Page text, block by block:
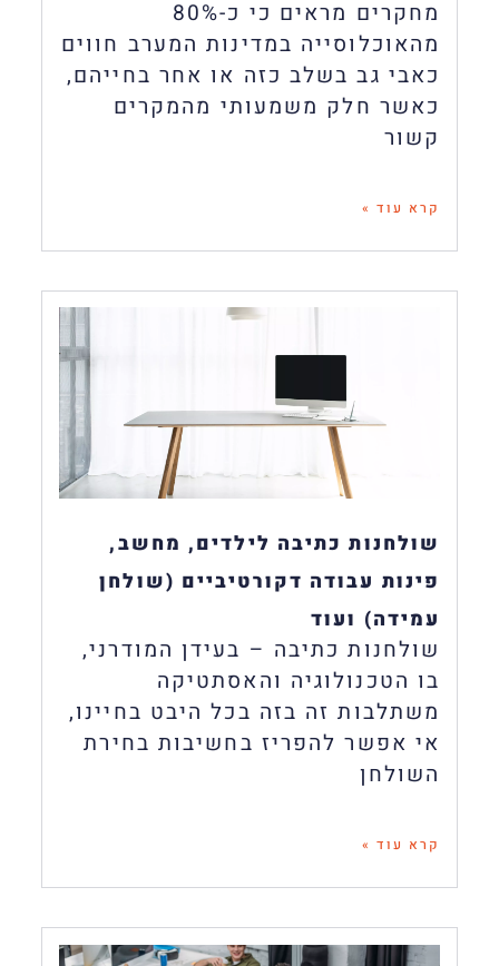
מחקרים מראים כי כ-80%
מהאוכלוסייה במדינות המערב חווים
כאבי גב בשלב כזה או אחר בחייהם,
כאשר חלק משמעותי מהמקרים
קשור
קרא עוד »
שולחנות כתיבה לילדים, מחשב,
פינות עבודה דקורטיביים (שולחן
עמידה) ועוד
שולחנות כתיבה – בעידן המודרני,
בו הטכנולוגיה והאסתטיקה
משתלבות זה בזה בכל היבט בחיינו,
אי אפשר להפריז בחשיבות בחירת
השולחן
קרא עוד »